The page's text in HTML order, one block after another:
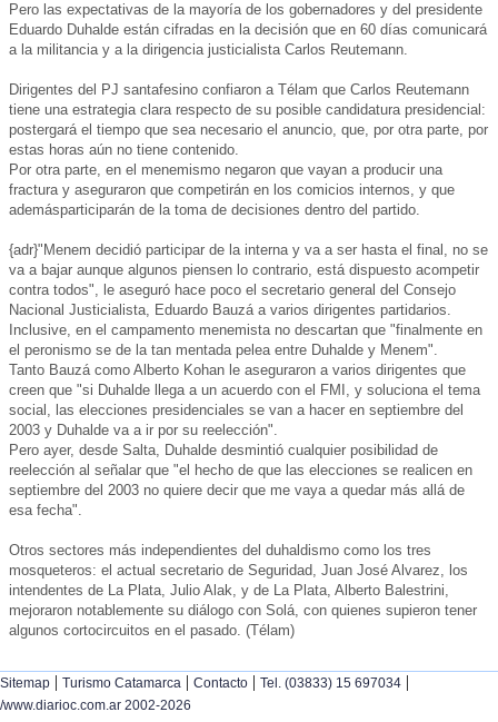
Pero las expectativas de la mayoría de los gobernadores y del presidente
Eduardo Duhalde están cifradas en la decisión que en 60 días comunicará
a la militancia y a la dirigencia justicialista Carlos Reutemann.
Dirigentes del PJ santafesino confiaron a Télam que Carlos Reutemann
tiene una estrategia clara respecto de su posible candidatura presidencial:
postergará el tiempo que sea necesario el anuncio, que, por otra parte, por
estas horas aún no tiene contenido.
Por otra parte, en el menemismo negaron que vayan a producir una
fractura y aseguraron que competirán en los comicios internos, y que
ademásparticiparán de la toma de decisiones dentro del partido.
{adr}"Menem decidió participar de la interna y va a ser hasta el final, no se
va a bajar aunque algunos piensen lo contrario, está dispuesto acompetir
contra todos", le aseguró hace poco el secretario general del Consejo
Nacional Justicialista, Eduardo Bauzá a varios dirigentes partidarios.
Inclusive, en el campamento menemista no descartan que "finalmente en
el peronismo se de la tan mentada pelea entre Duhalde y Menem".
Tanto Bauzá como Alberto Kohan le aseguraron a varios dirigentes que
creen que "si Duhalde llega a un acuerdo con el FMI, y soluciona el tema
social, las elecciones presidenciales se van a hacer en septiembre del
2003 y Duhalde va a ir por su reelección".
Pero ayer, desde Salta, Duhalde desmintió cualquier posibilidad de
reelección al señalar que "el hecho de que las elecciones se realicen en
septiembre del 2003 no quiere decir que me vaya a quedar más allá de
esa fecha".
Otros sectores más independientes del duhaldismo como los tres
mosqueteros: el actual secretario de Seguridad, Juan José Alvarez, los
intendentes de La Plata, Julio Alak, y de La Plata, Alberto Balestrini,
mejoraron notablemente su diálogo con Solá, con quienes supieron tener
algunos cortocircuitos en el pasado. (Télam)
Sitemap | Turismo Catamarca | Contacto | Tel. (03833) 15 697034 |
/www.diarioc.com.ar 2002-2026